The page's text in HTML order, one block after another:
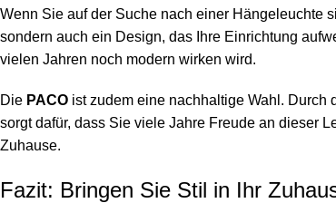
Wenn Sie auf der Suche nach einer Hängeleuchte
sondern auch ein Design, das Ihre Einrichtung
vielen Jahren noch modern wirken wird.
Die PACO ist zudem eine nachhaltige Wahl.
sorgt dafür, dass Sie viele Jahre Freude an dieser
Zuhause.
Fazit: Bringen Sie Stil in Ihr